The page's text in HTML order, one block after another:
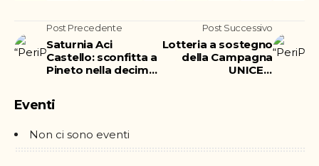
Post Precedente
Saturnia Aci
Castello: sconfitta a
Pineto nella decima
Post Successivo
Lotteria a sostegno
della Campagna
UNICEF:
Eventi
Non ci sono eventi